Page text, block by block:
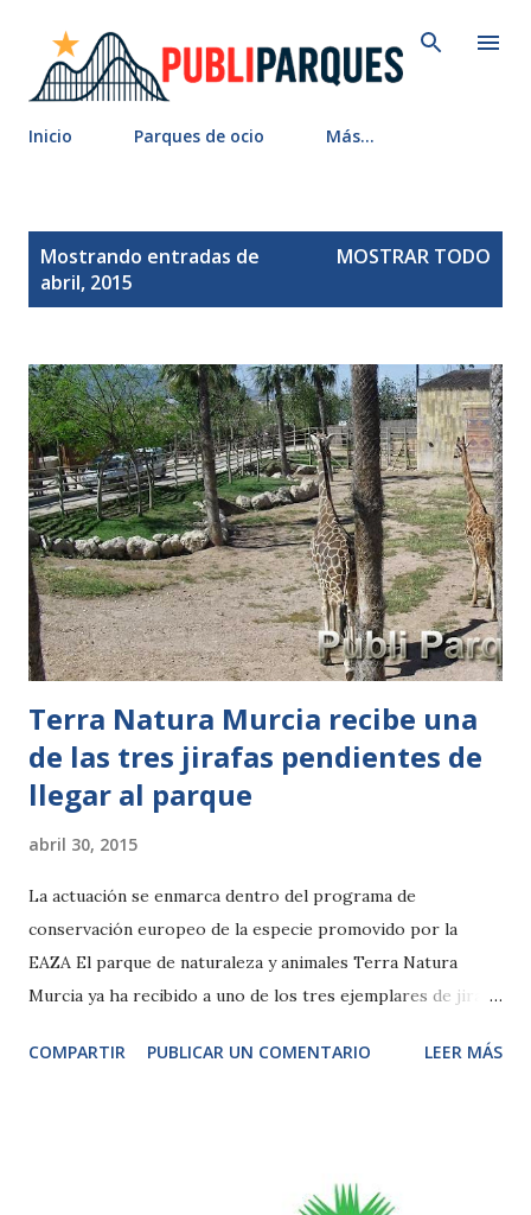
Inicio Parques de ocio Más…
Mostrando entradas de
abril, 2015
MOSTRAR TODO
Terra Natura Murcia recibe una
de las tres jirafas pendientes de
llegar al parque
abril 30, 2015
La actuación se enmarca dentro del programa de
conservación europeo de la especie promovido por la
EAZA El parque de naturaleza y animales Terra Natura
Murcia ya ha recibido a uno de los tres ejemplares de jirafa
que llegar a sus instalaciones para constituir un grupo de la
llama este primer ejemplar, ya habita en su nuevo recinto
COMPARTIR PUBLICAR UN COMENTARIO LEER MÁS